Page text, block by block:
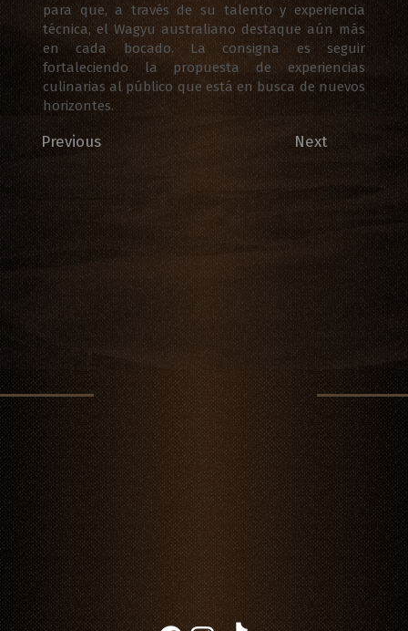
para que, a través de su talento y experiencia
técnica, el Wagyu australiano destaque aún más
en cada bocado. La consigna es seguir
fortaleciendo la propuesta de experiencias
culinarias al público que está en busca de nuevos
horizontes.
Previous Next